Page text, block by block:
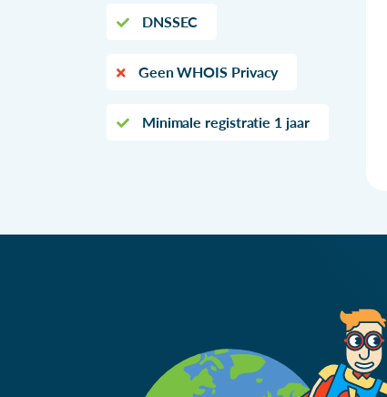
DNSSEC
Geen WHOIS Privacy
Minimale registratie 1 jaar